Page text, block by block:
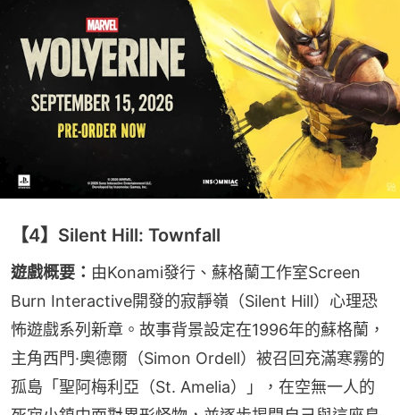
【4】Silent Hill: Townfall
遊戲概要： 由Konami發行、蘇格蘭工作室Screen
Burn Interactive開發的寂靜嶺（Silent Hill）心理恐
怖遊戲系列新章。故事背景設定在1996年的蘇格蘭，
主角西門·奧德爾（Simon Ordell）被召回充滿寒霧的
孤島「聖阿梅利亞（St. Amelia）」，在空無一人的